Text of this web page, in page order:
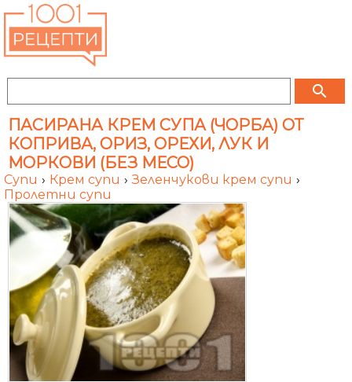
search
ПАСИРАНА КРЕМ СУПА (ЧОРБА) ОТ
КОПРИВА, ОРИЗ, ОРЕХИ, ЛУК И
МОРКОВИ (БЕЗ МЕСО)
Супи › Крем супи › Зеленчукови крем супи ›
Пролетни супи